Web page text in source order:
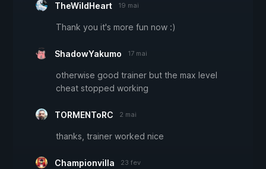
TheWildHeart 19 mai
Thank you it's more fun now :)
ShadowYakumo 17 mai
otherwise good trainer but the max level
cheat stopped working
TORMENToRC 2 mai
thanks, trainer worked nice
Championvilla 23 fev